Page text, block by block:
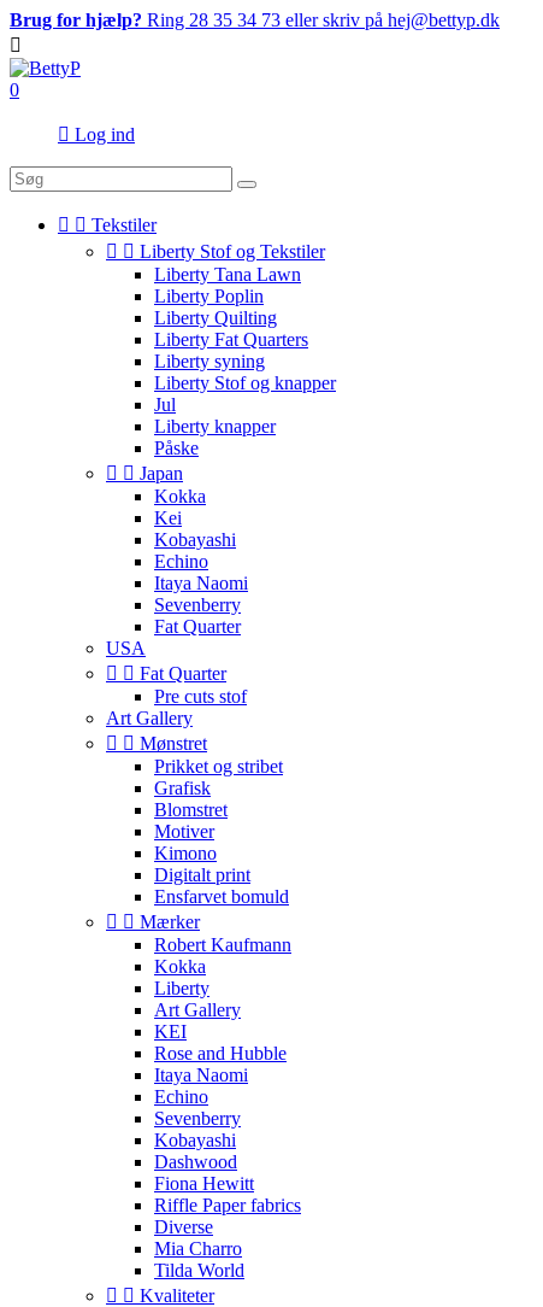
Brug for hjælp? Ring 28 35 34 73 eller skriv på hej@bettyp.dk

0
 Log ind
  Tekstiler
  Liberty Stof og Tekstiler
Liberty Tana Lawn
Liberty Poplin
Liberty Quilting
Liberty Fat Quarters
Liberty syning
Liberty Stof og knapper
Jul
Liberty knapper
Påske
  Japan
Kokka
Kei
Kobayashi
Echino
Itaya Naomi
Sevenberry
Fat Quarter
USA
  Fat Quarter
Pre cuts stof
Art Gallery
  Mønstret
Prikket og stribet
Grafisk
Blomstret
Motiver
Kimono
Digitalt print
Ensfarvet bomuld
  Mærker
Robert Kaufmann
Kokka
Liberty
Art Gallery
KEI
Rose and Hubble
Itaya Naomi
Echino
Sevenberry
Kobayashi
Dashwood
Fiona Hewitt
Riffle Paper fabrics
Diverse
Mia Charro
Tilda World
  Kvaliteter